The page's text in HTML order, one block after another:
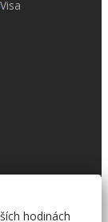
hodinách